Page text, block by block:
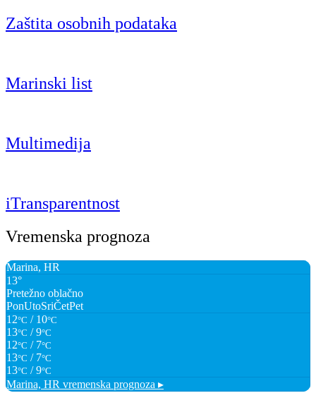
Zaštita osobnih podataka
Marinski list
Multimedija
iTransparentnost
Vremenska prognoza
Marina, HR
13°
Pretežno oblačno
PonUtoSriČetPet
12°C / 10°C
13°C / 9°C
12°C / 7°C
13°C / 7°C
13°C / 9°C
Marina, HR vremenska prognoza ▸